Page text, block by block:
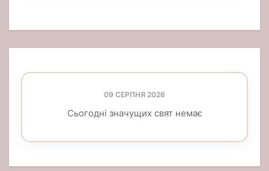
09 СЕРПНЯ 2026
Сьогодні значущих свят немає